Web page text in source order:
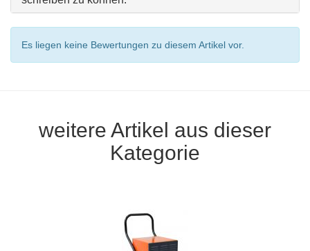
Es liegen keine Bewertungen zu diesem Artikel vor.
weitere Artikel aus dieser
Kategorie